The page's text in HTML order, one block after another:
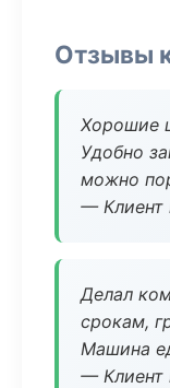
Отзывы
Хорошие
Удобно
можно
— Клиент
Делал
срокам,
Машина
— Клиент